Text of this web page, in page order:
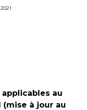
au
(mise à jour au